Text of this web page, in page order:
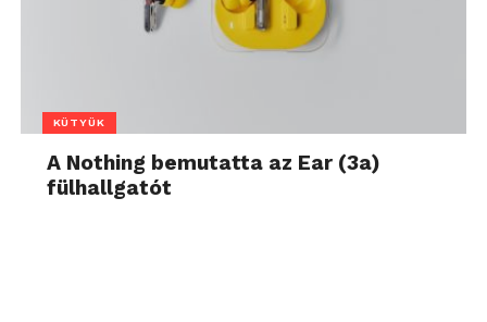
KÜTYÜK
A Nothing bemutatta az Ear (3a)
fülhallgatót